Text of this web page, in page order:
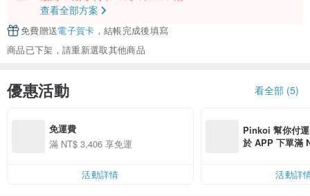
查看全部方案
免費贈送電子賀卡 ，結帳完成後填寫
商品已下架，請重新選取其他商品
優惠活動 看全部 (5)
免運費
滿 NT$ 3,406 享免運
活動詳情
Pinkoi 幫你付
於 APP 下單滿
活動詳